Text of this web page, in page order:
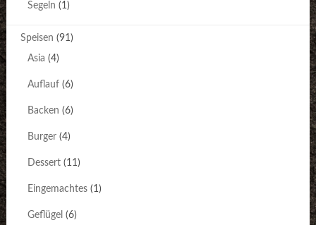
Segeln (1)
Speisen (91)
Asia (4)
Auflauf(6)
Backen (6)
Burger(4)
Dessert(11)
Eingemachtes(1)
Geflügel (6)